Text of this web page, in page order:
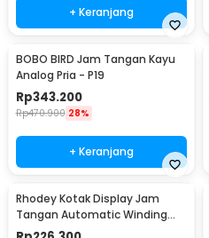
+ Keranjang
BOBO BIRD Jam Tangan Kayu
Analog Pria - P19
Rp343.200
Rp470.900 28%
+ Keranjang
Rhodey Kotak Display Jam
Tangan Automatic Winding
Watch Box - J125F DE